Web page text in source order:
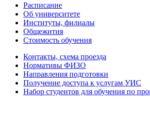
Расписание
Об университете
Институты, филиалы
Общежития
Стоимость обучения
Контакты, схема проезда
Нормативы ФИЗО
Направления подготовки
Получение доступа к услугам УИС
Набор студентов для обучения по